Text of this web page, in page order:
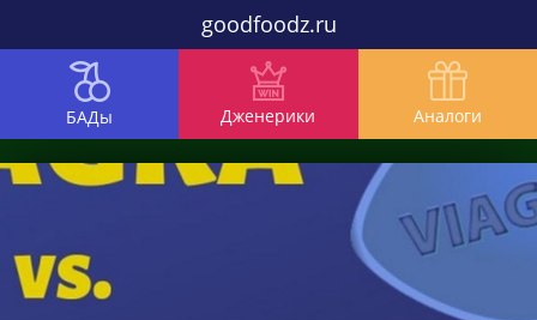
goodfoodz.ru
БАДы Дженерики Аналоги